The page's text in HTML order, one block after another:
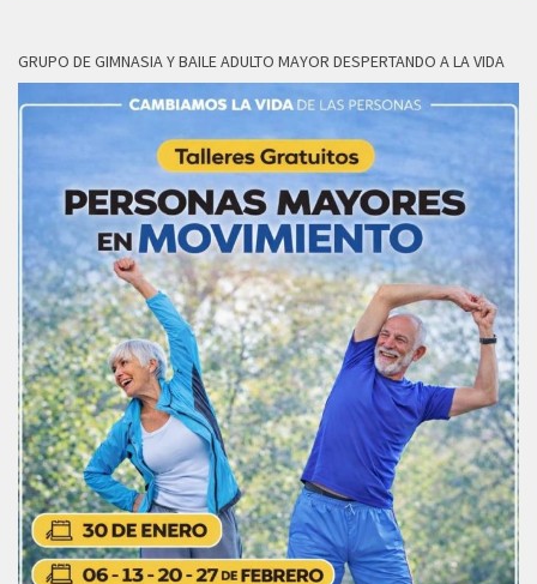
GRUPO DE GIMNASIA Y BAILE ADULTO MAYOR DESPERTANDO A LA VIDA